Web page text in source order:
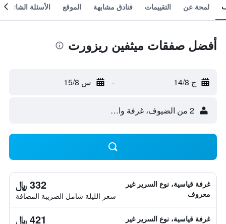
لمحة عن التقييمات فنادق مشابهة الموقع الأسئلة الشائعة
أفضل صفقات ميثفين ريزورت
ج 14/8 - س 15/8
2 من الضيوف، غرفة واحدة
غرفة قياسية، نوع السرير غير
معروف
332 ﷼
سعر الليلة شامل الصريبة المضافة
غرفة قياسية، نوع السرير غير
421 ﷼